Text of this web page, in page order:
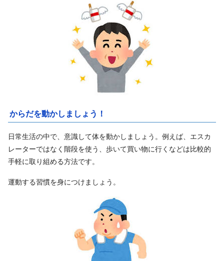
からだを動かしましょう！
日常生活の中で、意識して体を動かしましょう。例えば、エスカ
レーターではなく階段を使う、歩いて買い物に行くなどは比較的
手軽に取り組める方法です。
運動する習慣を身につけましょう。